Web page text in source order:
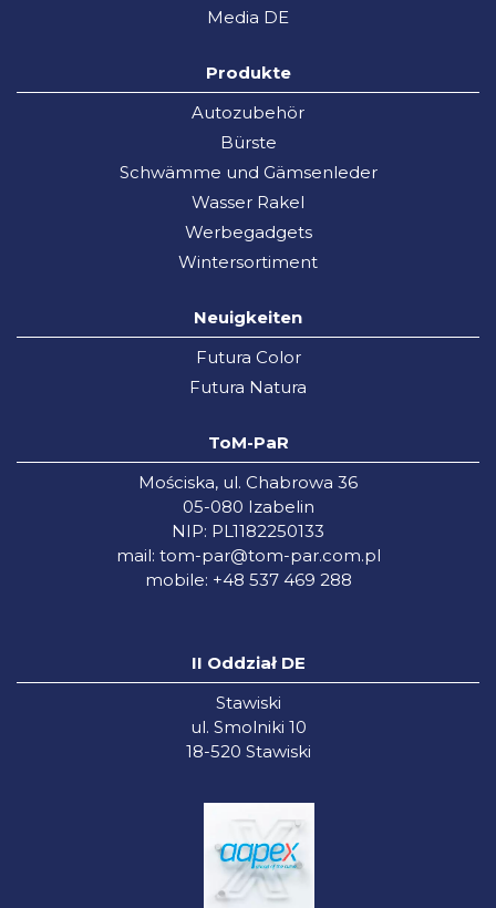
Media DE
Produkte
Autozubehör
Bürste
Schwämme und Gämsenleder
Wasser Rakel
Werbegadgets
Wintersortiment
Neuigkeiten
Futura Color
Futura Natura
ToM-PaR
Mościska, ul. Chabrowa 36
05-080 Izabelin
NIP: PL1182250133
mail: tom-par@tom-par.com.pl
mobile: +48 537 469 288
II Oddział DE
Stawiski
ul. Smolniki 10
18-520 Stawiski